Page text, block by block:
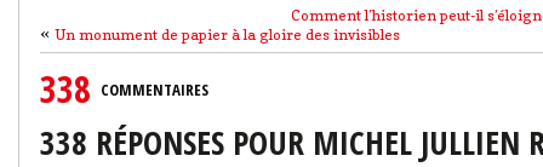
Comment l’historien peut-il
« Un monument de papier à la gloire des invisibles
338 COMMENTAIRES
338 RÉPONSES POUR MICHEL JULLIEN